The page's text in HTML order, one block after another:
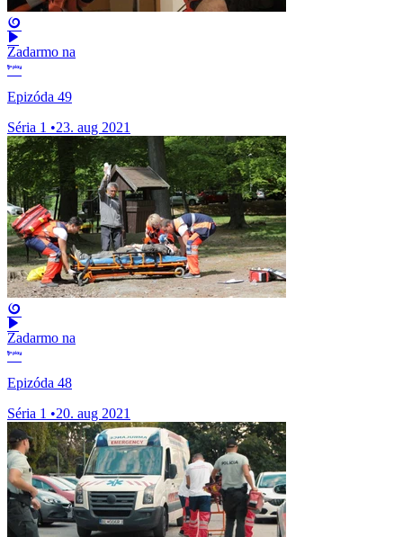
Zadarmo na
Epizóda 49
Séria 1 •23. aug 2021
Zadarmo na
Epizóda 48
Séria 1 •20. aug 2021